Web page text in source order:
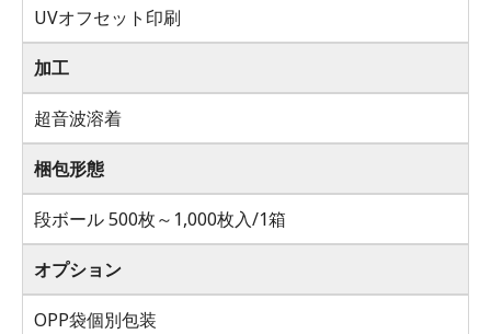
UVオフセット印刷
加工
超音波溶着
梱包形態
段ボール 500枚～1,000枚入/1箱
オプション
OPP袋個別包装